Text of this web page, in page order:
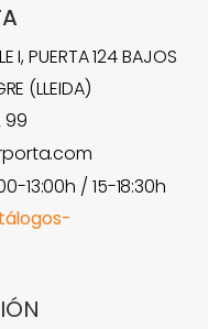
I, PUERTA 124 BAJOS
(LLEIDA)
99
13:00h / 15-18:30h​